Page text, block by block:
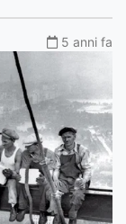
5 anni fa